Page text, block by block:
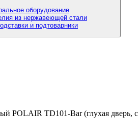
оборудование
из нержавеющей стали
и подтоварники
POLAIR TD101-Bar (глухая дверь, с